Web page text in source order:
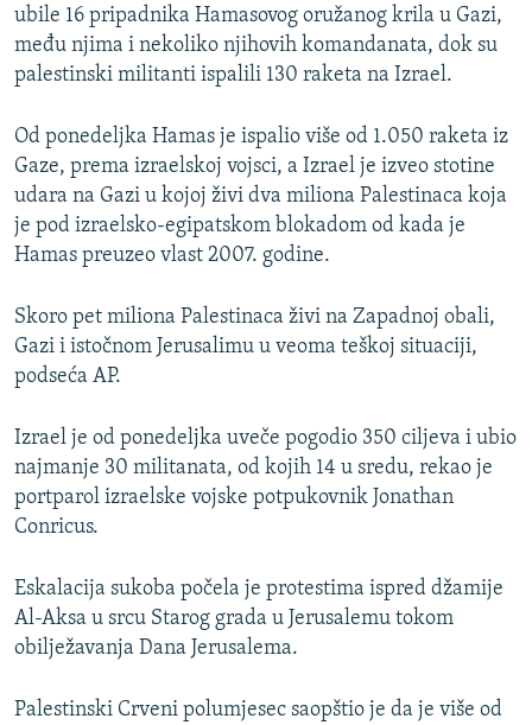
1080p
720p
1080p
ubile 16 pripadnika Hamasovog oružanog krila u Gazi,
među njima i nekoliko njihovih komandanata, dok su
palestinski militanti ispalili 130 raketa na Izrael.
Od ponedeljka Hamas je ispalio više od 1.050 raketa iz
Gaze, prema izraelskoj vojsci, a Izrael je izveo stotine
udara na Gazi u kojoj živi dva miliona Palestinaca koja
je pod izraelsko-egipatskom blokadom od kada je
Hamas preuzeo vlast 2007. godine.
Skoro pet miliona Palestinaca živi na Zapadnoj obali,
Gazi i istočnom Jerusalimu u veoma teškoj situaciji,
podseća AP.
Izrael je od ponedeljka uveče pogodio 350 ciljeva i ubio
najmanje 30 militanata, od kojih 14 u sredu, rekao je
portparol izraelske vojske potpukovnik Jonathan
Conricus.
Eskalacija sukoba počela je protestima ispred džamije
Al-Aksa u srcu Starog grada u Jerusalemu tokom
obilježavanja Dana Jerusalema.
Palestinski Crveni polumjesec saopštio je da je više od